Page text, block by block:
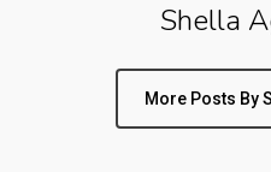
Shella
More Posts By